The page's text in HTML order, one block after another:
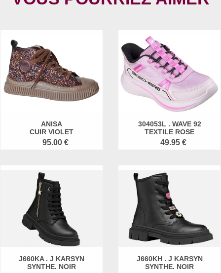
ANISA
CUIR VIOLET
95.00 €
304053L . WAVE 92
TEXTILE ROSE
49.95 €
J660KA . J KARSYN
SYNTHE. NOIR
J660KH . J KARSYN
SYNTHE. NOIR